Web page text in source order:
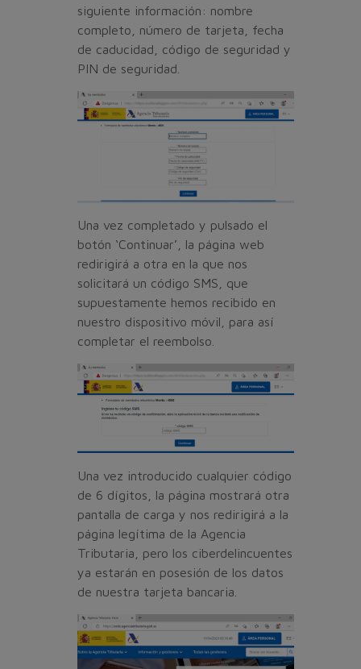
siguiente información: nombre
completo, número de tarjeta, fecha
de caducidad, código de seguridad y
PIN de seguridad.
Una vez completado y pulsado el
botón ‘Continuar’, la página web
redirigirá a otra en la que nos
solicitará un código SMS, que
supuestamente hemos recibido en
nuestro dispositivo móvil, para así
completar el reembolso.
Una vez introducido cualquier código
de 6 dígitos, la página mostrará otra
pantalla de carga y nos redirigirá a la
página legítima de la Agencia
Tributaria, pero los ciberdelincuentes
ya estarán en posesión de los datos
de nuestra tarjeta bancaria.